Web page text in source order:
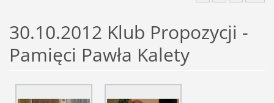
30.10.2012 Klub Propozycji -
Pamięci Pawła Kalety